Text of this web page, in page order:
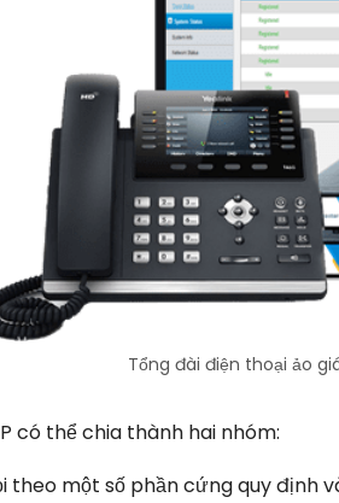
Tổng đài điện thoại ảo
có thể chia thành hai nhóm:
theo một số phần cứng quy định